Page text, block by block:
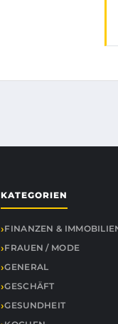
KATEGORIEN
FINANZEN &
FRAUEN / MODE
GENERAL
GESCHÄFT
GESUNDHEIT